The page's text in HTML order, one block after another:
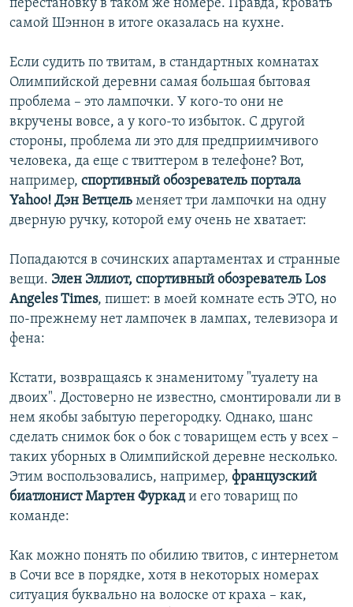
перестановку в таком же номере. Правда, кровать
самой Шэннон в итоге оказалась на кухне.
Если судить по твитам, в стандартных комнатах
Олимпийской деревни самая большая бытовая
проблема – это лампочки. У кого-то они не
вкручены вовсе, а у кого-то избыток. С другой
стороны, проблема ли это для предприимчивого
человека, да еще с твиттером в телефоне? Вот,
например, спортивный обозреватель портала
Yahoo! Дэн Ветцель меняет три лампочки на одну
дверную ручку, которой ему очень не хватает:
Попадаются в сочинских апартаментах и странные
вещи. Элен Эллиот, спортивный обозреватель Los
Angeles Times, пишет: в моей комнате есть ЭТО, но
по-прежнему нет лампочек в лампах, телевизора и
фена:
Кстати, возвращаясь к знаменитому "туалету на
двоих". Достоверно не известно, смонтировали ли в
нем якобы забытую перегородку. Однако, шанс
сделать снимок бок о бок с товарищем есть у всех –
таких уборных в Олимпийской деревне несколько.
Этим воспользовались, например, французский
биатлонист Мартен Фуркади его товарищ по
команде:
Как можно понять по обилию твитов, с интернетом
в Сочи все в порядке, хотя в некоторых номерах
ситуация буквально на волоске от краха – как,